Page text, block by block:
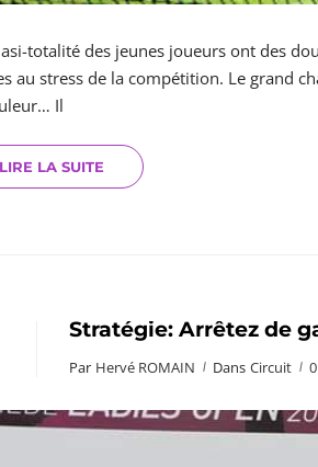
totalité des jeunes joueurs ont des
au stress de la compétition. Le grand
Il
LIRE LA SUITE
Stratégie: Arrêtez de
Par Hervé ROMAIN Dans Circuit